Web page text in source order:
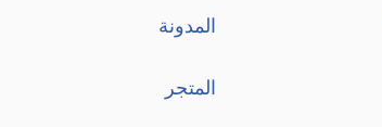
المدونة
المتجر